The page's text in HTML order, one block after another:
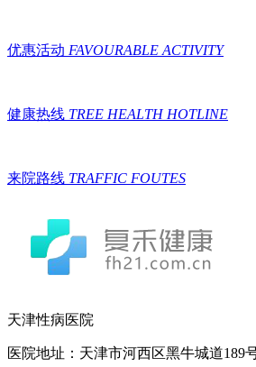
优惠活动 FAVOURABLE ACTIVITY
健康热线 TREE HEALTH HOTLINE
来院路线 TRAFFIC FOUTES
天津性病医院
医院地址：天津市河西区黑牛城道189